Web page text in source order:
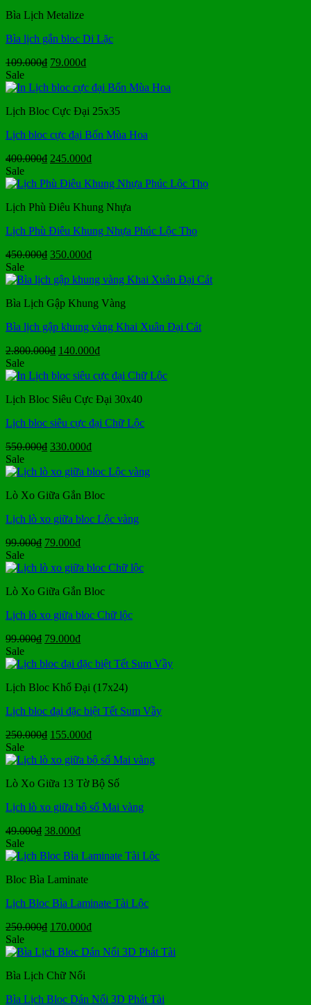
29.000₫.
Bìa Lịch Metalize
Bìa lịch gắn bloc Di Lặc
109.000₫ Giá
là:
79.000₫Giá
tại
79.000₫.
Sale
Lịch Bloc Cực Đại 25x35
Lịch bloc cực đại Bốn Mùa Hoa
400.000₫ Giá
là:
245.000₫Giá
tại
245.000₫.
Sale
Lịch Phù Điêu Khung Nhựa
Lịch Phù Điêu Khung Nhựa Phúc Lộc Thọ
450.000₫ Giá
là:
350.000₫Giá
tại
350.000₫.
Sale
Bìa Lịch Gập Khung Vàng
Bìa lịch gập khung vàng Khai Xuân Đại Cát
2.800.000₫ Giá
là:
140.000₫Giá
tại
140.000₫.
Sale
Lịch Bloc Siêu Cực Đại 30x40
Lịch bloc siêu cực đại Chữ Lộc
550.000₫ Giá
là:
330.000₫Giá
tại
330.000₫.
Sale
Lò Xo Giữa Gắn Bloc
Lịch lò xo giữa bloc Lộc vàng
99.000₫ Giá
là:
79.000₫Giá
tại
79.000₫.
Sale
Lò Xo Giữa Gắn Bloc
Lịch lò xo giữa bloc Chữ lộc
99.000₫ Giá
là:
79.000₫Giá
tại
79.000₫.
Sale
Lịch Bloc Khổ Đại (17x24)
Lịch bloc đại đặc biệt Tết Sum Vầy
250.000₫ Giá
là:
155.000₫Giá
tại
155.000₫.
Sale
Lò Xo Giữa 13 Tờ Bộ Số
Lịch lò xo giữa bộ số Mai vàng
49.000₫ Giá
là:
38.000₫Giá
tại
38.000₫.
Sale
Bloc Bìa Laminate
Lịch Bloc Bìa Laminate Tài Lộc
250.000₫ Giá
là:
170.000₫Giá
tại
Sale
Bìa Lịch Chữ Nổi
Bìa Lịch Bloc Dán Nổi 3D Phát Tài